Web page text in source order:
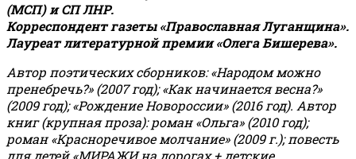
(МСП) и СП ЛНР.
Корреспондент газеты «Православная Луганщина».
Лауреат литературной премии «Олега Бишерева».
Автор поэтических сборников: «Народом можно
пренебречь?» (2007 год); «Как начинается весна?»
(2009 год); «Рождение Новороссии» (2016 год). Автор
книг (крупная проза): роман «Ольга» (2010 год);
роман «Красноречивое молчание» (2009 г.); повесть
для детей «МИРАЖИ на дорогах + детские